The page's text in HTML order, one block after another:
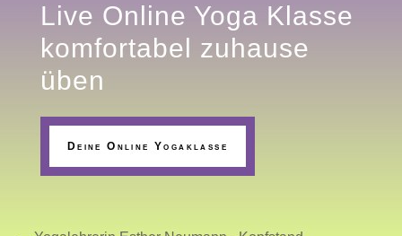
Live Online Yoga Klasse
komfortabel zuhause
üben
Deine Online Yogaklasse